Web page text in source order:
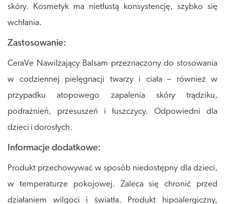
skóry. Kosmetyk ma nietłustą konsystencję, szybko się
wchłania.
Zastosowanie:
CeraVe Nawilżający Balsam przeznaczony do stosowania
w codziennej pielęgnacji twarzy i ciała – również w
przypadku atopowego zapalenia skóry trądziku,
podrażnień, przesuszeń i łuszczycy. Odpowiedni dla
dzieci i dorosłych.
Informacje dodatkowe:
Produkt przechowywać w sposób niedostępny dla dzieci,
w temperaturze pokojowej. Zaleca się chronić przed
działaniem wilgoci i światła. Produkt hipoalergiczny,